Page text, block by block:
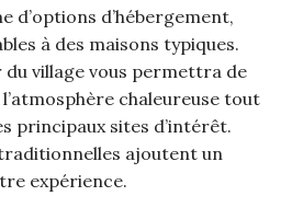
d’options d’hébergement,
à des maisons typiques.
village vous permettra de
chaleureuse tout
principaux sites d’intérêt.
ajoutent un
expérience.